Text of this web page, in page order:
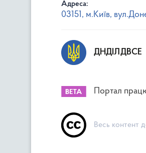
Адреса:
03151, м.Київ,
ДНДІЛДВСЕ
Портал
Весь контент